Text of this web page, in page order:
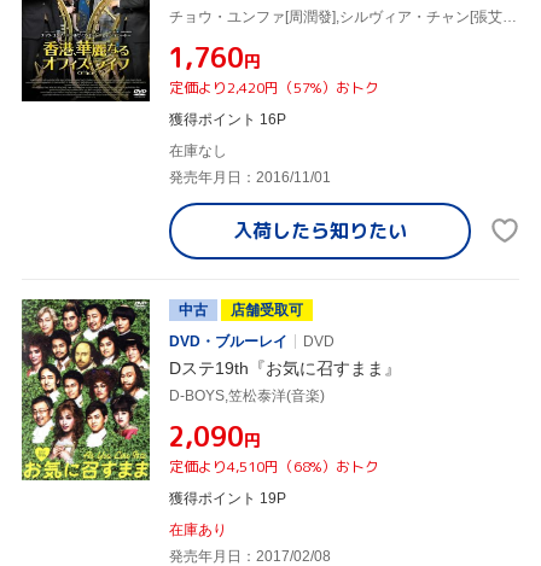
チョウ・ユンファ[周潤發],シルヴィア・チャン[張艾嘉](出演、脚本、製作),イーソン・チャン,ジョニー・トー(監督、製作),ルオ・ダーヨウ[羅大佑](音楽)
¥1,760円
定価より2,420円（57%）おトク
獲得ポイント 16P
在庫なし
発売年月日：2016/11/01
入荷したら知りたい
中古
店舗受取可
DVD・ブルーレイ
DVD
Dステ19th『お気に召すまま』
D-BOYS,笠松泰洋(音楽)
¥2,090円
定価より4,510円（68%）おトク
獲得ポイント 19P
在庫あり
発売年月日：2017/02/08